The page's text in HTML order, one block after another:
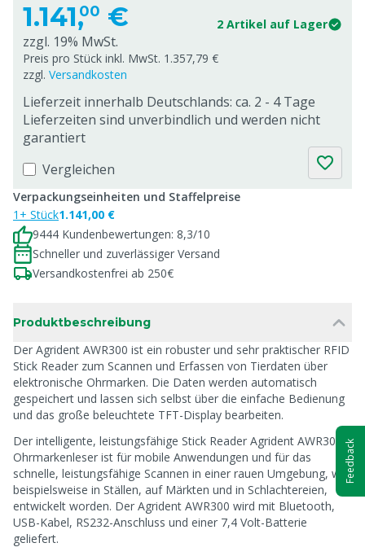
1.141,00 € 2 Artikel auf Lager
zzgl. 19% MwSt.
Preis pro Stück inkl. MwSt. 1.357,79 €
zzgl. Versandkosten
Lieferzeit innerhalb Deutschlands: ca. 2 - 4 Tage
Lieferzeiten sind unverbindlich und werden nicht
garantiert
Vergleichen
Verpackungseinheiten und Staffelpreise
1+ Stück1.141,00 €
9444 Kundenbewertungen: 8,3/10
Schneller und zuverlässiger Versand
Versandkostenfrei ab 250€
Produktbeschreibung
Der Agrident AWR300 ist ein robuster und sehr praktischer RFID
Stick Reader zum Scannen und Erfassen von Tierdaten über
elektronische Ohrmarken. Die Daten werden automatisch
gespeichert und lassen sich selbst über die einfache Bedienung
und das große beleuchtete TFT-Display bearbeiten.
Der intelligente, leistungsfähige Stick Reader Agrident AWR300
Ohrmarkenleser ist für mobile Anwendungen und für das
schnelle, leistungsfähige Scannen in einer rauen Umgebung, wie
beispielsweise in Ställen, auf Märkten und in Schlachtereien,
entwickelt worden. Der Agrident AWR300 wird mit Bluetooth,
USB-Kabel, RS232-Anschluss und einer 7,4 Volt-Batterie
geliefert.
Feedback